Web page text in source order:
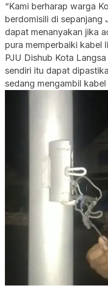
“Kami berharap warga
berdomisili di sepanjang
dapat menanyakan jika
pura memperbaiki kabel
PJU Dishub Kota
sendiri itu dapat
sedang mengambil